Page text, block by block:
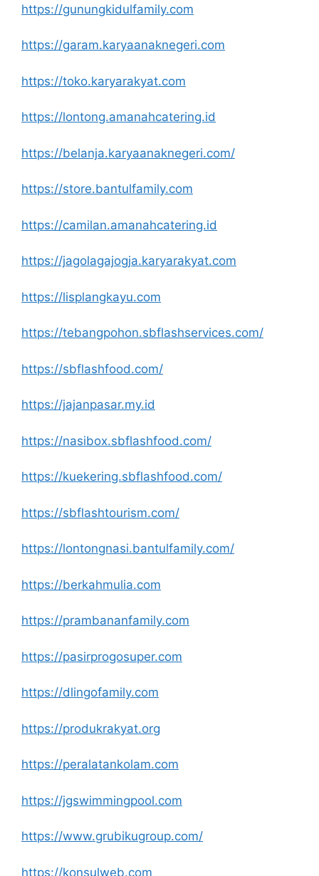
https://gunungkidulfamily.com
https://garam.karyaanaknegeri.com
https://toko.karyarakyat.com
https://lontong.amanahcatering.id
https://belanja.karyaanaknegeri.com/
https://store.bantulfamily.com
https://camilan.amanahcatering.id
https://jagolagajogja.karyarakyat.com
https://lisplangkayu.com
https://tebangpohon.sbflashservices.com/
https://sbflashfood.com/
https://jajanpasar.my.id
https://nasibox.sbflashfood.com/
https://kuekering.sbflashfood.com/
https://sbflashtourism.com/
https://lontongnasi.bantulfamily.com/
https://berkahmulia.com
https://prambananfamily.com
https://pasirprogosuper.com
https://dlingofamily.com
https://produkrakyat.org
https://peralatankolam.com
https://jgswimmingpool.com
https://www.grubikugroup.com/
https://konsulweb.com